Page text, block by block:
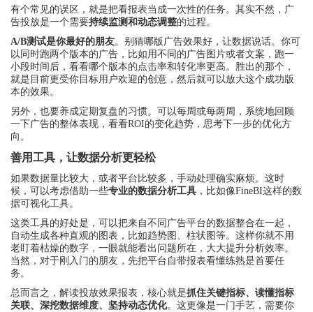
有个常见的误区，就是把看报表当成一次性的任务。其实不然，广
告投放是一个需要持续监测和动态调整的过程。
A/B测试是你最好的朋友。别猜哪版广告效果好，让数据说话。你可
以同时跑两个版本的广告，比如用不同的广告图片或者文案，跑一
小段时间后，看看哪个版本的点击率和转化率更高。胜出的那个，
就是目前更受你目标用户欢迎的创意，然后就可以放大这个成功版
本的效果。
另外，也要养成定期复盘的习惯。可以每周或每两周，系统地回顾
一下广告的整体表现，看看ROI的变化趋势，思考下一步的优化方
向。
善用工具，让数据分析更轻松
如果数据量比较大，或者平台比较多，手动处理确实麻烦。这时
候，可以考虑借助一些专业的数据分析工具 ，比如像FineBI这样的数
据可视化工具。
这类工具的好处是，可以把来自不同广告平台的数据整合在一起，
自动生成各种直观的图表，比如趋势图、柱状图等。这样你就不用
老盯着枯燥的数字，一眼就能看出问题所在，大大提升分析效率。
当然，对于刚入门的朋友，先把平台自带报表看懂练熟是首要任
务。
总而言之，解读投放效果报表，核心就是抓住关键指标、读懂指标
关联、深挖数据维度、坚持动态优化。这更像是一门手艺，需要你